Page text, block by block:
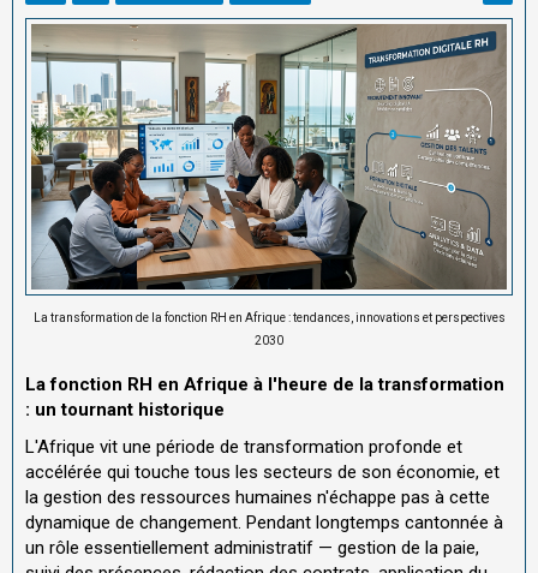
La transformation de la fonction RH en Afrique : tendances, innovations et perspectives
2030
La fonction RH en Afrique à l'heure de la transformation
: un tournant historique
L'Afrique vit une période de transformation profonde et
accélérée qui touche tous les secteurs de son économie, et
la gestion des ressources humaines n'échappe pas à cette
dynamique de changement. Pendant longtemps cantonnée à
un rôle essentiellement administratif — gestion de la paie,